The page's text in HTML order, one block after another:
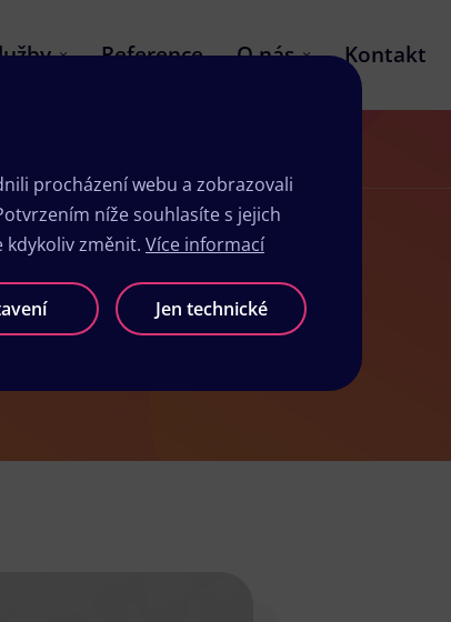
Reference O nás Kontakt
procházení webu a zobrazovali
níže souhlasíte s jejich
změnit. Více informací
Jen technické